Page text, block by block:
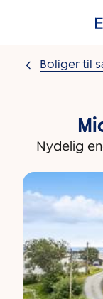
Boliger til
Nydelig